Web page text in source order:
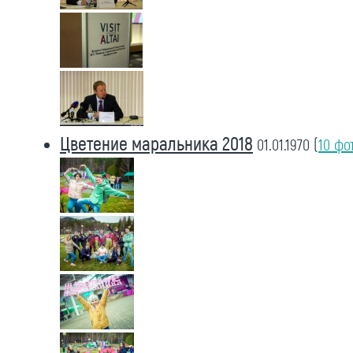
Цветение маральника 2018 01.01.1970 (10